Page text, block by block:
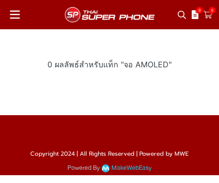
0 0
0 ผลลัพธ์สำหรับแท็ก "จอ AMOLED"
Copyright 2024 | All Rights Reserved | Powered by MWE
Powered By MakeWebEasy